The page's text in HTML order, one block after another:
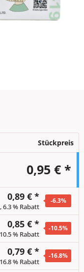
Stückpreis
0,95 € *
0,89 € *
6.3 % Rabatt
-6.3%
0,85 € *
% Rabatt
-10.5%
0,79 € *
% Rabatt
-16.8%